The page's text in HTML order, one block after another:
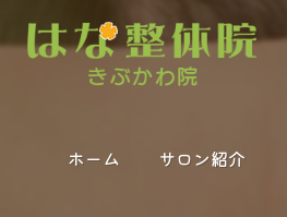
ホーム サロン紹介